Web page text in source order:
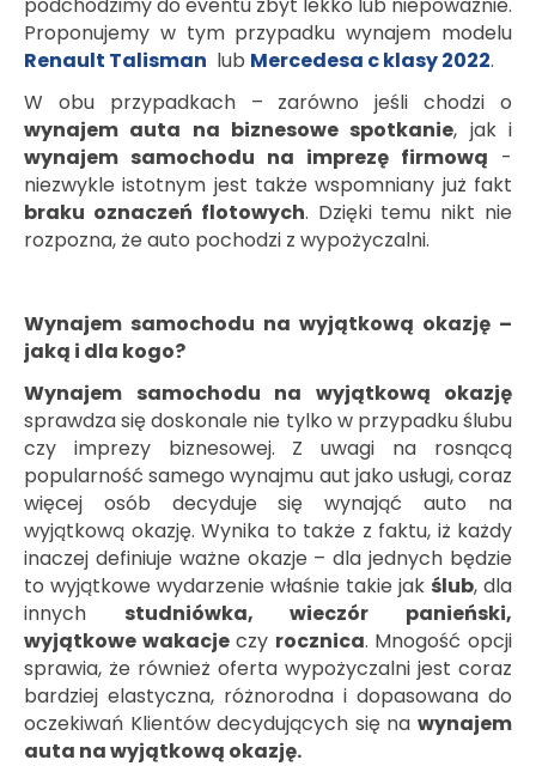
Proponujemy w tym przypadku wynajem modelu
Renault Talisman lub Mercedesa c klasy 2022.
W obu przypadkach – zarówno jeśli chodzi o
wynajem auta na biznesowe spotkanie, jak i
wynajem samochodu na imprezę firmową -
niezwykle istotnym jest także wspomniany już fakt
braku oznaczeń flotowych. Dzięki temu nikt nie
rozpozna, że auto pochodzi z wypożyczalni.
Wynajem samochodu na wyjątkową okazję –
jaką i dla kogo?
Wynajem samochodu na wyjątkową okazję
sprawdza się doskonale nie tylko w przypadku ślubu
czy imprezy biznesowej. Z uwagi na rosnącą
popularność samego wynajmu aut jako usługi, coraz
więcej osób decyduje się wynająć auto na
wyjątkową okazję. Wynika to także z faktu, iż każdy
inaczej definiuje ważne okazje – dla jednych będzie
to wyjątkowe wydarzenie właśnie takie jak ślub, dla
innych studniówka, wieczór panieński,
wyjątkowe wakacjeczy rocznica. Mnogość opcji
sprawia, że również oferta wypożyczalni jest coraz
bardziej elastyczna, różnorodna i dopasowana do
oczekiwań Klientów decydujących się na wynajem
auta na wyjątkową okazję.